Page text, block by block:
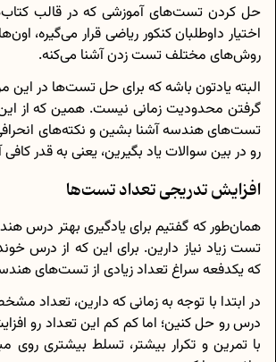
حل کردن تست‌های آموزشی که در قالب
اختیار داوطلبان کنکور ریاضی قرار می‌گیره،
روش‌های مختلف تست زدن آشنا می‌کنه.
البته یادتون باشه که برای حل تست‌ها در این
گرفتن محدودیت زمانی نیست. همین که از این
تست‌های هندسه آشنا بشین و نکته‌های
رو در بین سوالات یاد بگیرین، یعنی به قدر
افزایش تدریجی تعداد تست‌ها
همان‌طور که گفتیم برای یادگیری بهتر درس
تست زیاد نیاز دارین. برای این که از درس
که یکدفعه سراغ تعداد زیادی از تست‌های
در ابتدا با توجه به زمانی که دارین، تعداد
درس رو حل کنین؛ اما کم کم این تعداد رو
با تمرین و تکرار بیشتر، تسلط بیشتری روی